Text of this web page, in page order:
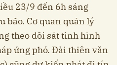
23/9 đến 6h sáng
bão. Cơ quan quản lý
theo dõi sát tình hình
ứng phó. Đài thiên văn